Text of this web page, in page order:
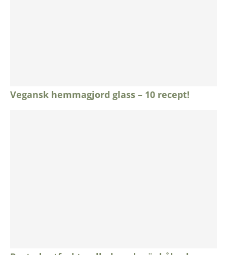
Vegansk hemmagjord glass – 10 recept!